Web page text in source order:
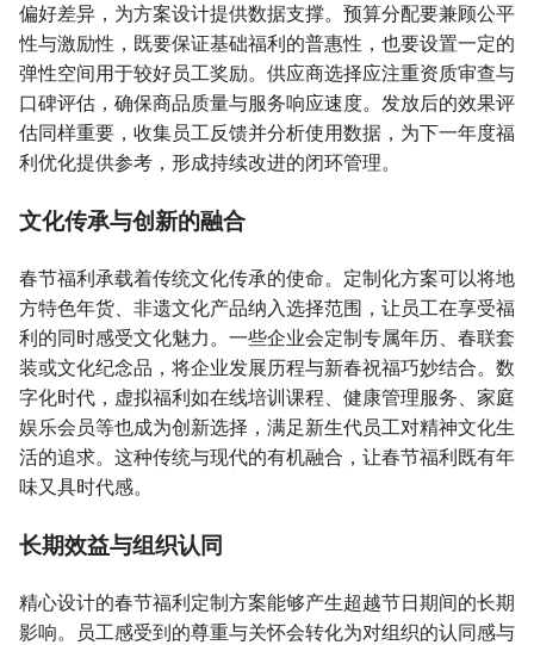
偏好差异，为方案设计提供数据支撑。预算分配要兼顾公平
性与激励性，既要保证基础福利的普惠性，也要设置一定的
弹性空间用于较好员工奖励。供应商选择应注重资质审查与
口碑评估，确保商品质量与服务响应速度。发放后的效果评
估同样重要，收集员工反馈并分析使用数据，为下一年度福
利优化提供参考，形成持续改进的闭环管理。
文化传承与创新的融合
春节福利承载着传统文化传承的使命。定制化方案可以将地
方特色年货、非遗文化产品纳入选择范围，让员工在享受福
利的同时感受文化魅力。一些企业会定制专属年历、春联套
装或文化纪念品，将企业发展历程与新春祝福巧妙结合。数
字化时代，虚拟福利如在线培训课程、健康管理服务、家庭
娱乐会员等也成为创新选择，满足新生代员工对精神文化生
活的追求。这种传统与现代的有机融合，让春节福利既有年
味又具时代感。
长期效益与组织认同
精心设计的春节福利定制方案能够产生超越节日期间的长期
影响。员工感受到的尊重与关怀会转化为对组织的认同感与